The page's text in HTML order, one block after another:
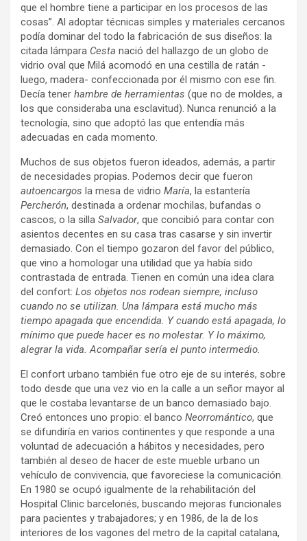
que el hombre tiene a participar en los procesos de las
cosas”. Al adoptar técnicas simples y materiales cercanos
podía dominar del todo la fabricación de sus diseños: la
citada lámpara Cesta nació del hallazgo de un globo de
vidrio oval que Milá acomodó en una cestilla de ratán -
luego, madera- confeccionada por él mismo con ese fin.
Decía tener hambre de herramientas (que no de moldes, a
los que consideraba una esclavitud). Nunca renunció a la
tecnología, sino que adoptó las que entendía más
adecuadas en cada momento.
Muchos de sus objetos fueron ideados, además, a partir
de necesidades propias. Podemos decir que fueron
autoencargos la mesa de vidrio María, la estantería
Percherón, destinada a ordenar mochilas, bufandas o
cascos; o la silla Salvador, que concibió para contar con
asientos decentes en su casa tras casarse y sin invertir
demasiado. Con el tiempo gozaron del favor del público,
que vino a homologar una utilidad que ya había sido
contrastada de entrada. Tienen en común una idea clara
del confort: Los objetos nos rodean siempre, incluso
cuando no se utilizan. Una lámpara está mucho más
tiempo apagada que encendida. Y cuando está apagada, lo
mínimo que puede hacer es no molestar. Y lo máximo,
alegrar la vida. Acompañar sería el punto intermedio.
El confort urbano también fue otro eje de su interés, sobre
todo desde que una vez vio en la calle a un señor mayor al
que le costaba levantarse de un banco demasiado bajo.
Creó entonces uno propio: el banco Neorromántico, que
se difundiría en varios continentes y que responde a una
voluntad de adecuación a hábitos y necesidades, pero
también al deseo de hacer de este mueble urbano un
vehículo de convivencia, que favoreciese la comunicación.
En 1980 se ocupó igualmente de la rehabilitación del
Hospital Clinic barcelonés, buscando mejoras funcionales
para pacientes y trabajadores; y en 1986, de la de los
interiores de los vagones del metro de la capital catalana,